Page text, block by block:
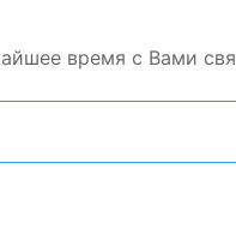
время с Вами